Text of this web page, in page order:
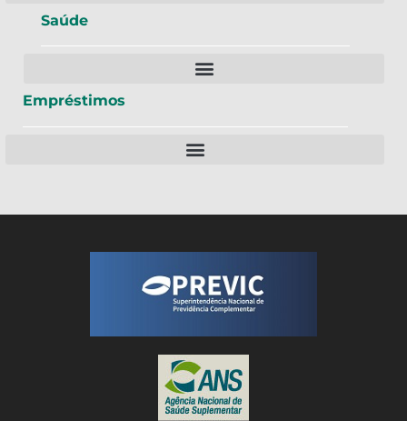
Saúde
Empréstimos